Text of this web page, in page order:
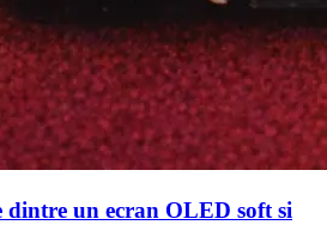
dintre un ecran OLED soft si